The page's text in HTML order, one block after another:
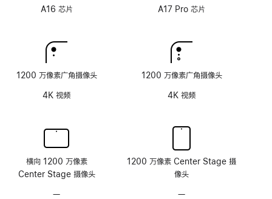
米
玻
面
A16 芯片
1200 万像素广角摄像头
4K 视频
横向 1200 万像素
Center Stage 摄像头
—
米
玻
面
A17 Pro 芯片
1200 万像素广角摄像头
4K 视频
1200 万像素 Center Stage 摄
像头
—